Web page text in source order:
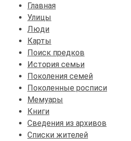
Главная
Улицы
Люди
Карты
Поиск предков
История семьи
Поколения семей
Поколенные росписи
Мемуары
Книги
Сведения из архивов
Списки жителей